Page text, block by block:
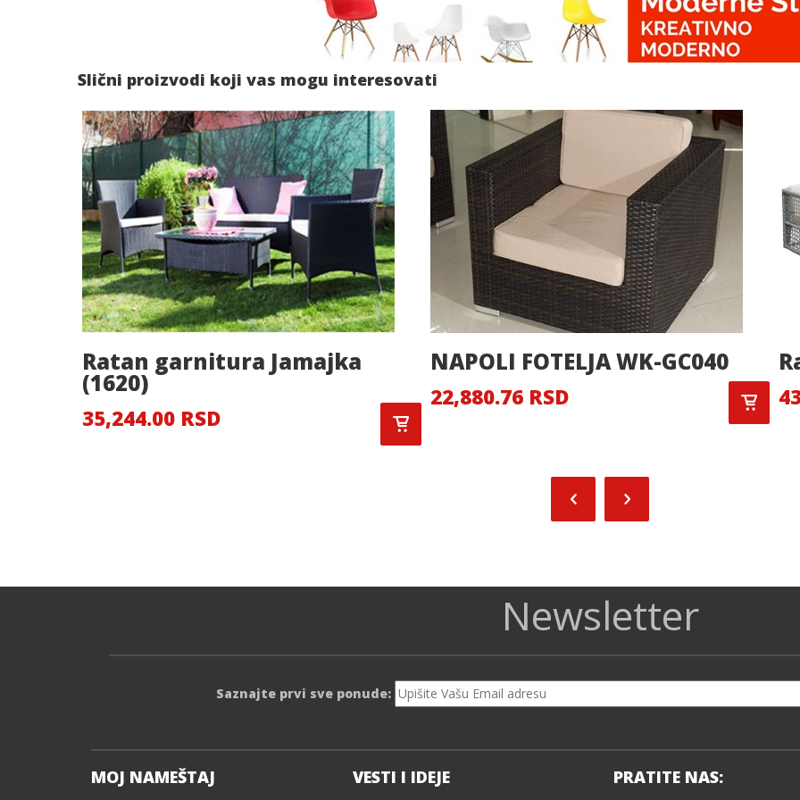
Slični proizvodi koji vas mogu interesovati
Ratan garnitura Jamajka
(1620)
35,244.00 RSD
NAPOLI FOTELJA WK-GC040
22,880.76 RSD
Newsletter
Saznajte prvi sve ponude:
MOJ NAMEŠTAJ VESTI I IDEJE PRATITE NAS: